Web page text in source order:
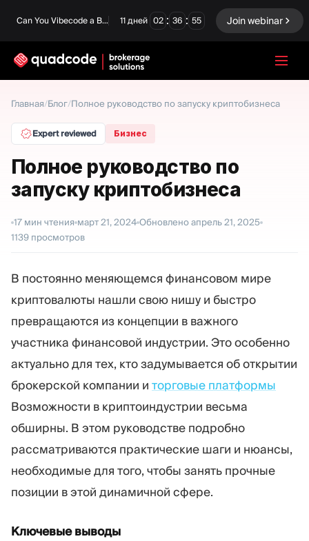
Can You Vibecode a Brokerage Platform? 11 дней 02 : 36 : 54 Join webinar
Главная/Блог/Полное руководство по запуску криптобизнеса
Expert reviewed Бизнес
Полное руководство по
запуску криптобизнеса
17 мин чтения март 21, 2024 Обновленоапрель 21, 2025
1139 просмотров
В постоянно меняющемся финансовом мире
криптовалюты нашли свою нишу и быстро
превращаются из концепции в важного
участника финансовой индустрии. Это особенно
актуально для тех, кто задумывается об открытии
брокерской компании и торговые платформы
Возможности в криптоиндустрии весьма
обширны. В этом руководстве подробно
рассматриваются практические шаги и нюансы,
необходимые для того, чтобы занять прочные
позиции в этой динамичной сфере.
Ключевые выводы
Русский
Готовое решение
Forex / CFD
Бинарные опционы
Биржа и Клиринг
МОДУЛИ
Торговая платформа Back-office
РЕСУРСЫ
Руководство по
маркетингу
Блог
Словарь терминов
Видеоуроки
Калькулятор прибыли
Бизнес План
ЕЩЁ
О нас
Команда
Цифры
Новости компании
Карьера
Устойчивость
ПОДПИШИТЕСЬ НА НАС